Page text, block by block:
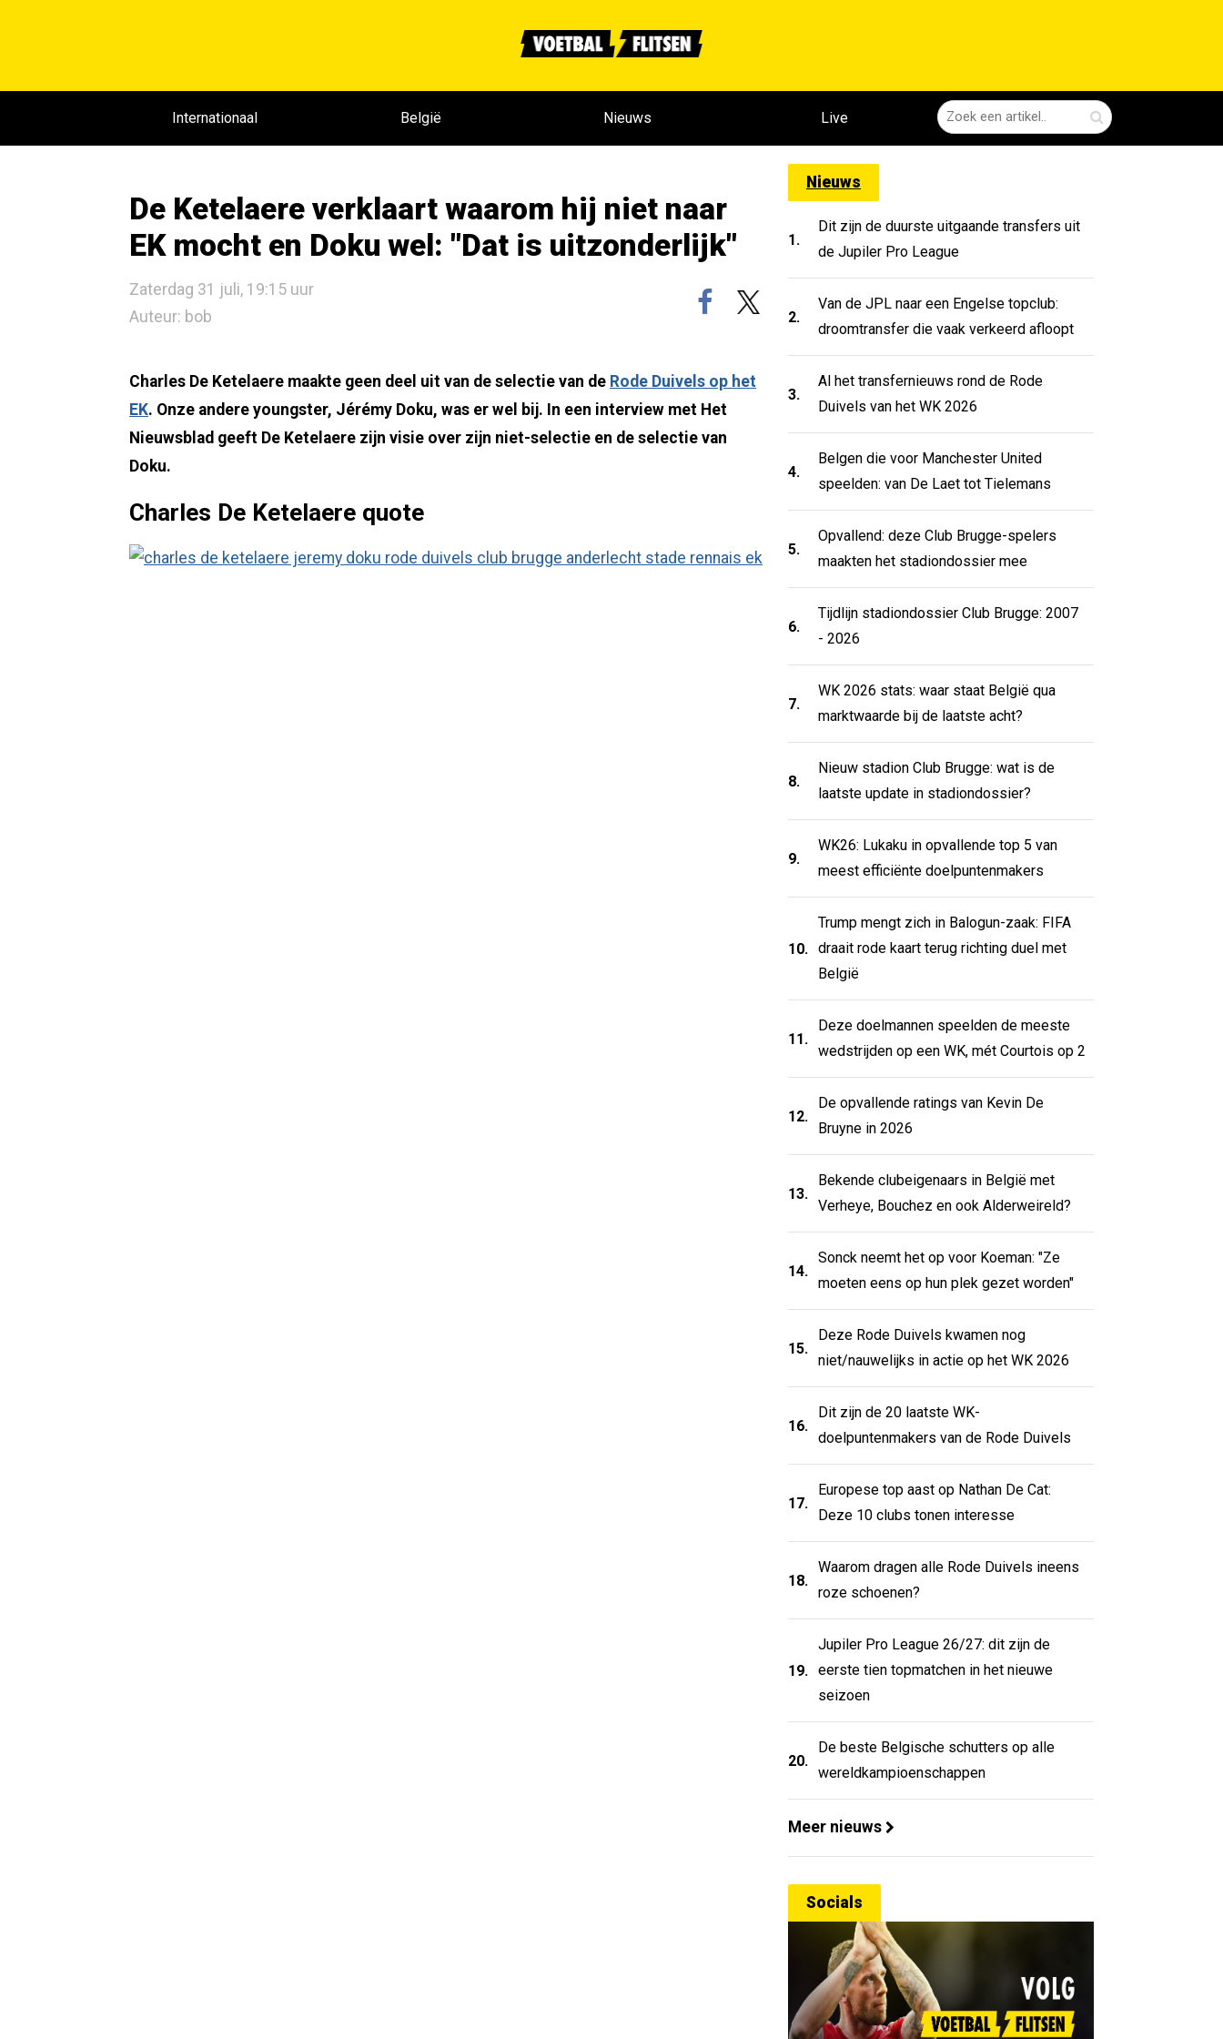
Internationaal België Nieuws Live
De Ketelaere verklaart waarom hij niet naar
EK mocht en Doku wel: "Dat is uitzonderlijk"
Zaterdag 31 juli, 19:15 uur
Auteur: bob
Charles De Ketelaere maakte geen deel uit van de selectie van de Rode Duivels op het
EK. Onze andere youngster, Jérémy Doku, was er wel bij. In een interview met Het
Nieuwsblad geeft De Ketelaere zijn visie over zijn niet-selectie en de selectie van
Doku.
Charles De Ketelaere quote
Nieuws
1.
Dit zijn de duurste uitgaande transfers uit
de Jupiler Pro League
2.
Van de JPL naar een Engelse topclub:
droomtransfer die vaak verkeerd afloopt
3.
Al het transfernieuws rond de Rode
Duivels van het WK 2026
4.
Belgen die voor Manchester United
speelden: van De Laet tot Tielemans
5.
Opvallend: deze Club Brugge-spelers
maakten het stadiondossier mee
6.
Tijdlijn stadiondossier Club Brugge: 2007
- 2026
7.
WK 2026 stats: waar staat België qua
marktwaarde bij de laatste acht?
8.
Nieuw stadion Club Brugge: wat is de
laatste update in stadiondossier?
9.
WK26: Lukaku in opvallende top 5 van
meest efficiënte doelpuntenmakers
10.
Trump mengt zich in Balogun-zaak: FIFA
draait rode kaart terug richting duel met
België
11.
Deze doelmannen speelden de meeste
wedstrijden op een WK, mét Courtois op 2
12.
De opvallende ratings van Kevin De
Bruyne in 2026
13.
Bekende clubeigenaars in België met
Verheye, Bouchez en ook Alderweireld?
14.
Sonck neemt het op voor Koeman: "Ze
moeten eens op hun plek gezet worden"
15.
Deze Rode Duivels kwamen nog
niet/nauwelijks in actie op het WK 2026
16.
Dit zijn de 20 laatste WK-
doelpuntenmakers van de Rode Duivels
17.
Europese top aast op Nathan De Cat:
Deze 10 clubs tonen interesse
18.
Waarom dragen alle Rode Duivels ineens
roze schoenen?
19.
Jupiler Pro League 26/27: dit zijn de
eerste tien topmatchen in het nieuwe
seizoen
20.
De beste Belgische schutters op alle
wereldkampioenschappen
Meer nieuws
Socials